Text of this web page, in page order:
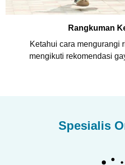
Rangkuman
Ketahui cara mengurangi
mengikuti rekomendasi
Spesialis